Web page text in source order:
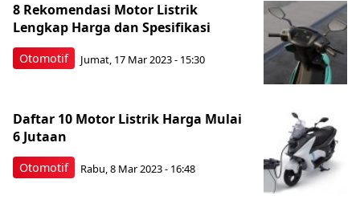
Otomotif
8 Rekomendasi Motor Listrik
Lengkap Harga dan Spesifikasi
Jumat, 17 Mar 2023 - 15:30
Otomotif
Daftar 10 Motor Listrik Harga Mulai
6 Jutaan
Rabu, 8 Mar 2023 - 16:48